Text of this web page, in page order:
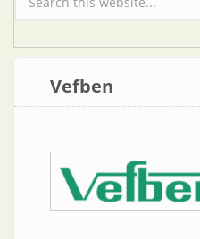
Formulario de búsqueda
Vefben